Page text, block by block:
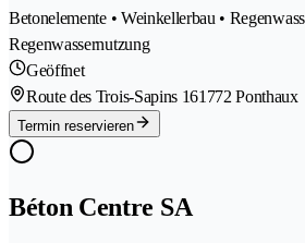
Betonelemente • Weinkellerbau •
Regenwassernutzung
Geöffnet
Route des Trois-Sapins 161772 Ponthaux
Termin reservieren
Béton Centre SA